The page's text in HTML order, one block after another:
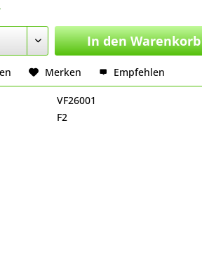
In den Warenkorb
Merken Empfehlen
VF26001
F2